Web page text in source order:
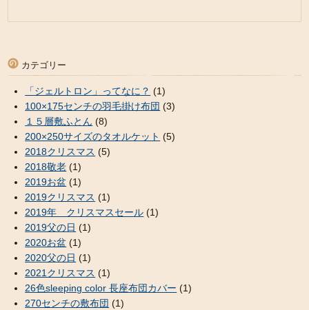
カテゴリー
「ジェルトロン」ってなに？ (1)
100×175センチの羽毛掛け布団 (3)
１５層敷ふとん (8)
200×250サイズのタオルケット (5)
2018クリスマス (5)
2018敬老 (1)
2019お盆 (1)
2019クリスマス (1)
2019年 クリスマスセール (1)
2019父の日 (1)
2020お盆 (1)
2020父の日 (1)
2021クリスマス (1)
26色sleeping color 長座布団カバー (1)
270センチの敷布団 (1)